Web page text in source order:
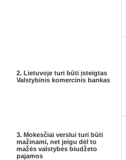
2. Lietuvoje turi būti įsteigtas
Valstybinis komercinis bankas
3. Mokesčiai verslui turi būti
mažinami, net jeigu dėl to
mažės valstybės biudžeto
pajamos